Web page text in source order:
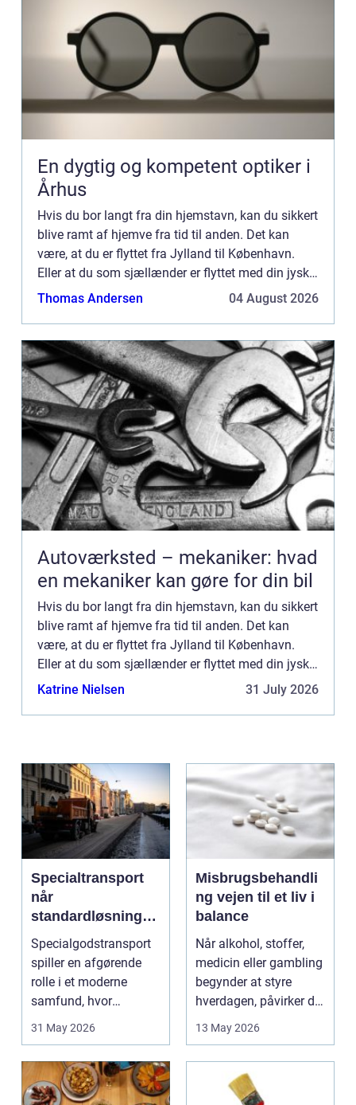
En dygtig og kompetent optiker i
Århus
Hvis du bor langt fra din hjemstavn, kan du sikkert
blive ramt af hjemve fra tid til anden. Det kan
være, at du er flyttet fra Jylland til København.
Eller at du som sjællænder er flyttet med din jyske
kæreste tilbage t...
Thomas Andersen 04 August 2026
Autoværksted – mekaniker: hvad
en mekaniker kan gøre for din bil
Hvis du bor langt fra din hjemstavn, kan du sikkert
blive ramt af hjemve fra tid til anden. Det kan
være, at du er flyttet fra Jylland til København.
Eller at du som sjællænder er flyttet med din jyske
kæreste tilbage t...
Katrine Nielsen 31 July 2026
Specialtransport
når
standardløsninger
ikke rækker
Specialgodstransport
spiller en afgørende
rolle i et moderne
samfund, hvor
industrien bliver mere
31 May 2026
Misbrugsbehandli
ng vejen til et liv i
balance
Når alkohol, stoffer,
medicin eller gambling
begynder at styre
hverdagen, påvirker det
ikke kun pers...
13 May 2026